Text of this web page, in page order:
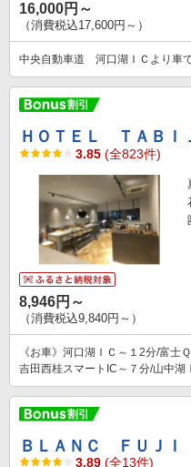
16,000円～
（消費税込17,600円～）
中央自動車道 河口湖ＩＣより車
ＨＯＴＥＬ ＴＡＢＩ
3.85 (全823件)
8,946円～
（消費税込9,840円～）
《お車》河口湖ＩＣ～１2分/富士
吉田西桂スマートIC～７分/山中湖
ＢＬＡＮＣ ＦＵＪＩ
3.89 (全13件)